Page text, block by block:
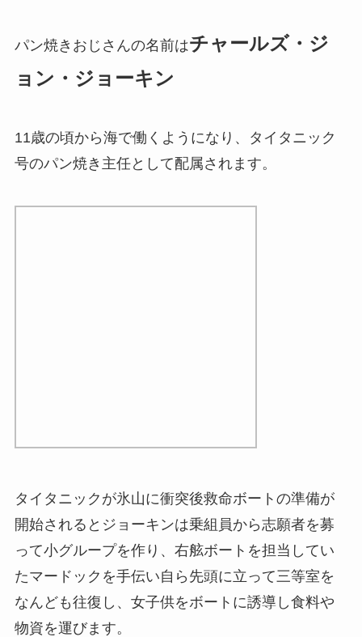
パン焼きおじさんの名前はチャールズ・ジ
ョン・ジョーキン
11歳の頃から海で働くようになり、タイタニック
号のパン焼き主任として配属されます。
タイタニックが氷山に衝突後救命ボートの準備が
開始されるとジョーキンは乗組員から志願者を募
って小グループを作り、右舷ボートを担当してい
たマードックを手伝い自ら先頭に立って三等室を
なんども往復し、女子供をボートに誘導し食料や
物資を運びます。